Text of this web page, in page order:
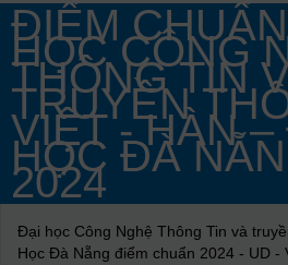
ĐIỂM
HỌC CÔNG
THÔNG TIN
TRUYỀN
VIỆT - HÀN
HỌC ĐÀ
2024
Đại học Công Nghệ Thông Tin và
Học Đà Nẵng điểm chuẩn 2024 - UD -